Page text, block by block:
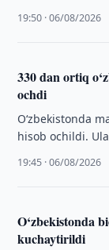
19:50 · 06/08/2026
330 dan ortiq
ochdi
O‘zbekistonda
hisob ochildi.
19:45 · 06/08/2026
O‘zbekistonda
kuchaytirildi